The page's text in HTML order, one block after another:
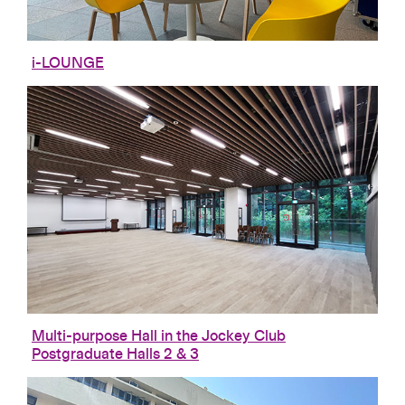
i-LOUNGE
Multi-purpose Hall in the Jockey Club
Postgraduate Halls 2 & 3